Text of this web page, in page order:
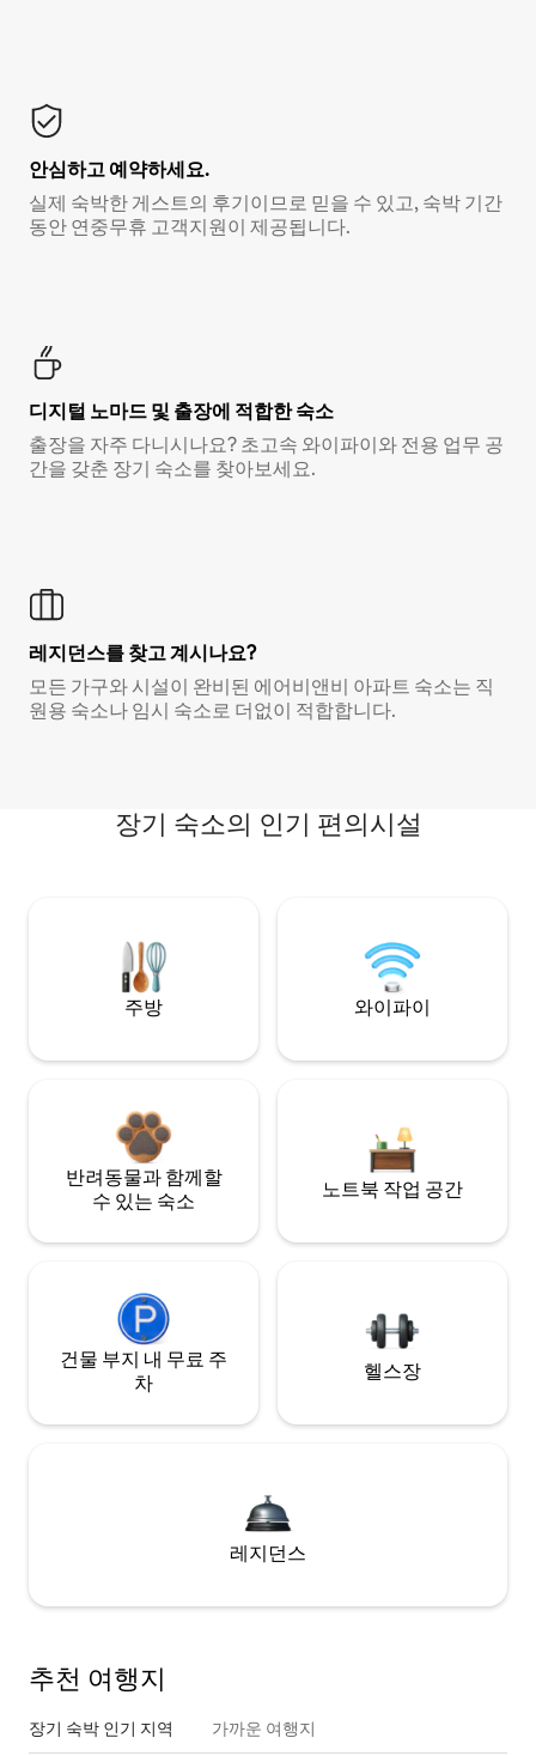
안심하고 예약하세요.
실제 숙박한 게스트의 후기이므로 믿을 수 있고, 숙박 기간
동안 연중무휴 고객지원이 제공됩니다.
디지털 노마드 및 출장에 적합한 숙소
출장을 자주 다니시나요? 초고속 와이파이와 전용 업무 공
간을 갖춘 장기 숙소를 찾아보세요.
레지던스를 찾고 계시나요?
모든 가구와 시설이 완비된 에어비앤비 아파트 숙소는 직
원용 숙소나 임시 숙소로 더없이 적합합니다.
장기 숙소의 인기 편의시설
주방 와이파이
반려동물과 함께할
수 있는 숙소
노트북 작업 공간
건물 부지 내 무료 주
차
헬스장
레지던스
추천 여행지
장기 숙박 인기 지역 가까운 여행지